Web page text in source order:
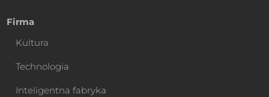
Firma
Kultura
Technologia
Inteligentna fabryka